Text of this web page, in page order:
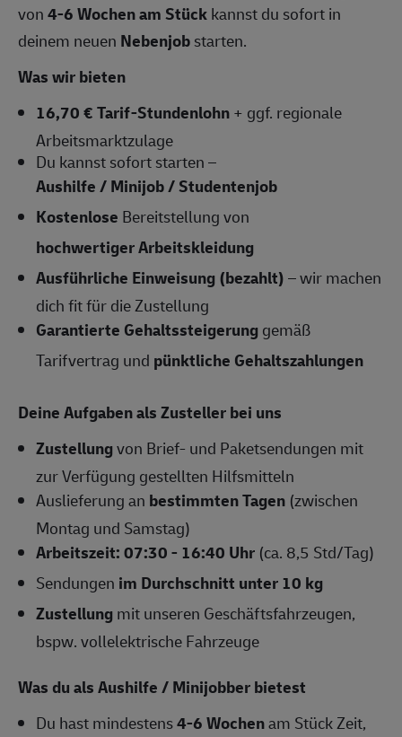
von4-6 Wochen am Stückkannst du sofort in
deinem neuen Nebenjobstarten.
Was wir bieten
16,70 € Tarif-Stundenlohn+ ggf. regionale
Arbeitsmarktzulage
Du kannst sofort starten –
Aushilfe / Minijob / Studentenjob
Kostenlose Bereitstellung von
hochwertiger Arbeitskleidung
Ausführliche Einweisung (bezahlt)– wir machen
dich fit für die Zustellung
Garantierte Gehaltssteigerunggemäß
Tarifvertrag und pünktliche Gehaltszahlungen
Deine Aufgaben als Zusteller bei uns
Zustellungvon Brief- und Paketsendungen mit
zur Verfügung gestellten Hilfsmitteln
Auslieferung an bestimmten Tagen (zwischen
Montag und Samstag)
Arbeitszeit: 07:30 - 16:40 Uhr (ca. 8,5 Std/Tag)
Sendungen im Durchschnitt unter 10 kg
Zustellungmit unseren Geschäftsfahrzeugen,
bspw. vollelektrische Fahrzeuge
Was du als Aushilfe / Minijobber bietest
Du hast mindestens4-6Wochenam Stück Zeit,